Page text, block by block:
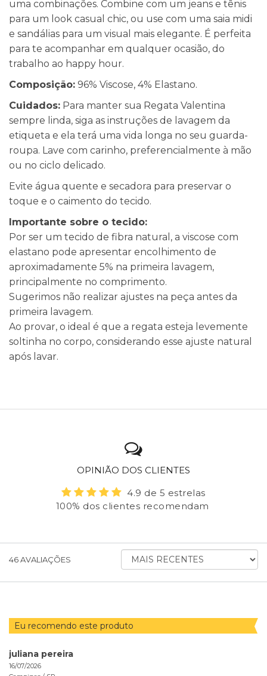
uma combinações. Combine com um jeans e tênis
para um look casual chic, ou use com uma saia midi
e sandálias para um visual mais elegante. É perfeita
para te acompanhar em qualquer ocasião, do
trabalho ao happy hour.
Composição: 96% Viscose, 4% Elastano.
Cuidados: Para manter sua Regata Valentina
sempre linda, siga as instruções de lavagem da
etiqueta e ela terá uma vida longa no seu guarda-
roupa. Lave com carinho, preferencialmente à mão
ou no ciclo delicado.
Evite água quente e secadora para preservar o
toque e o caimento do tecido.
Importante sobre o tecido:
Por ser um tecido de fibra natural, a viscose com
elastano pode apresentar encolhimento de
aproximadamente 5% na primeira lavagem,
principalmente no comprimento.
Sugerimos não realizar ajustes na peça antes da
primeira lavagem.
Ao provar, o ideal é que a regata esteja levemente
soltinha no corpo, considerando esse ajuste natural
após lavar.
OPINIÃO DOS CLIENTES
4.9 de 5 estrelas
100% dos clientes recomendam
46AVALIAÇÕES
ORDENAR
AVALIAÇÕES
Eu recomendo este produto
juliana pereira
16/07/2026